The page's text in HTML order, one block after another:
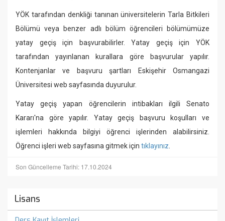
YÖK tarafından denkliği tanınan üniversitelerin Tarla Bitkileri
Bölümü veya benzer adlı bölüm öğrencileri bölümümüze
yatay geçiş için başvurabilirler. Yatay geçiş için YÖK
tarafından yayınlanan kurallara göre başvurular yapılır.
Kontenjanlar ve başvuru şartları Eskişehir Osmangazi
Üniversitesi web sayfasında duyurulur.
Yatay geçiş yapan öğrencilerin intibakları ilgili Senato
Kararı'na göre yapılır. Yatay geçiş başvuru koşulları ve
işlemleri hakkında bilgiyi öğrenci işlerinden alabilirsiniz.
Öğrenci işleri web sayfasına gitmek için tıklayınız
Son Güncelleme Tarihi: 17.10.2024
Lisans